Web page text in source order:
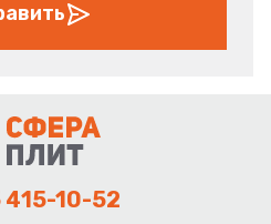
415-10-52